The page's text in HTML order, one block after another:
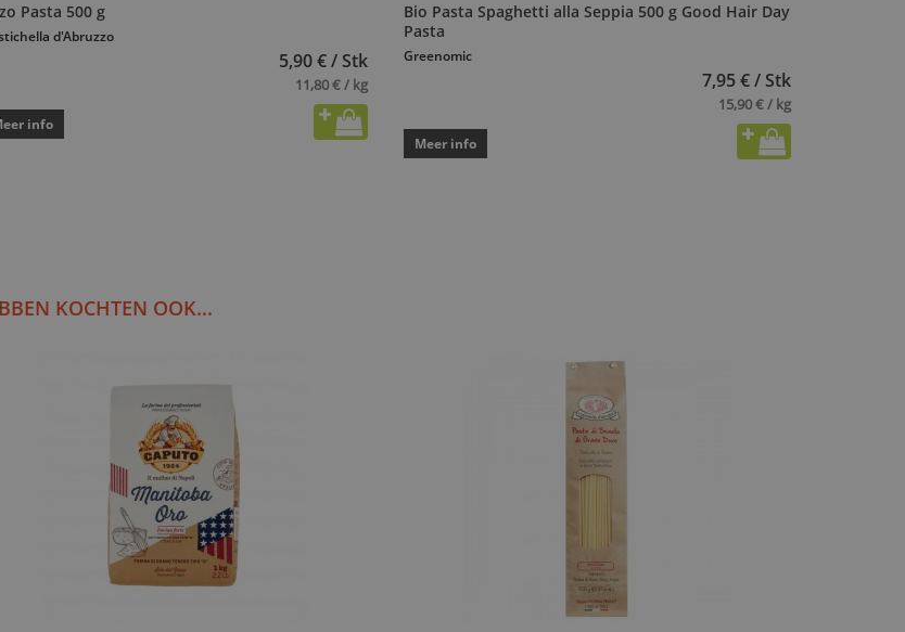
Pasta 500 g
d'Abruzzo
5,90 € / Stk
11,80 € / kg
info
Bio Pasta Spaghetti alla Seppia 500 g Good Hair Day
Pasta
Greenomic
7,95 € / Stk
15,90 € / kg
Meer info
KOCHTEN OOK...